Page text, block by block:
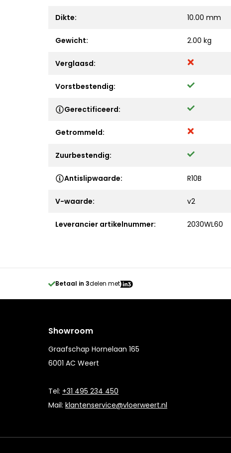
Dikte: 10.00 mm
Gewicht: 2.00 kg
Verglaasd:
Vorstbestendig:
Gerectificeerd:
Getrommeld:
Zuurbestendig:
Antislipwaarde: R10B
V-waarde: v2
Leverancier artikelnummer: 2030WL60
Betaal in 3delen met
Showroom
Graafschap Hornelaan 165
6001 AC Weert
Tel: +31 495 234 450
Mail: klantenservice@vloerweert.nl